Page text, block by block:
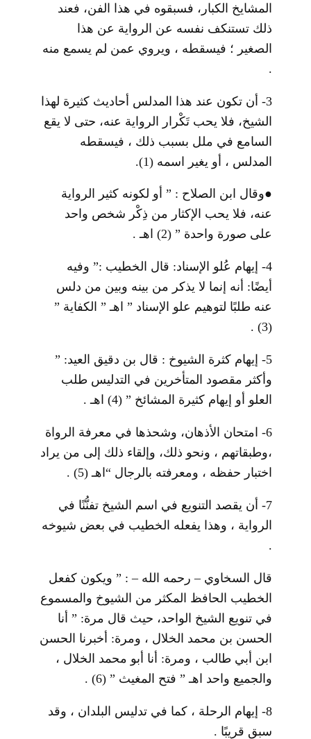
المشايخ الكبار، فسبقوه في هذا الفن، فعند
ذلك تستنكف نفسه عن الرواية عن هذا
الصغير ؛ فيسقطه ، ويروي عمن لم يسمع منه
.
3- أن تكون عند هذا المدلس أحاديث كثيرة لهذا
الشيخ، فلا يحب تَكْرار الرواية عنه، حتى لا يقع
السامع في ملل بسبب ذلك ، فيسقطه
المدلس ، أو يغير اسمه(1)
.
●وقال ابن الصلاح : ” أو لكونه كثير الرواية
عنه، فلا يحب الإكثار من ذِكْر شخص واحد
على صورة واحدة ”(2) اهـ .
4-
إيهام عُلو الإسناد: قال الخطيب :” وفيه
أيضًا: أنه إنما لا يذكر من بينه وبين من دلس
عنه طلبًا لتوهيم علو الإسناد ” اهـ ” الكفاية ”
(3)
.
5-
إيهام كثرة الشيوخ : قال بن دقيق العيد: ”
وأكثر مقصود المتأخرين في التدليس طلب
العلو أو إيهام كثيرة المشائخ ”(4) اهـ .
6-
امتحان الأذهان، وشحذها في معرفة الرواة
،وطبقاتهم ، ونحو ذلك، وإلقاء ذلك إلى من يراد
اختبار حفظه ، ومعرفته بالرجال “اهـ(5)
.
7-
أن يقصد التنويع في اسم الشيخ تفنُّنًا في
الرواية ، وهذا يفعله الخطيب في بعض شيوخه
.
قال السخاوي – رحمه الله – : ” ويكون كفعل
الخطيب الحافظ المكثر من الشيوخ والمسموع
في تنويع الشيخ الواحد، حيث قال مرة: ” أنا
الحسن بن محمد الخلال ، ومرة: أخبرنا الحسن
ابن أبي طالب ، ومرة: أنا أبو محمد الخلال ،
والجميع واحد اهـ ” فتح المغيث ”(6)
.
8- إيهام الرحلة ، كما في تدليس البلدان ، وقد
سبق قريبًا .